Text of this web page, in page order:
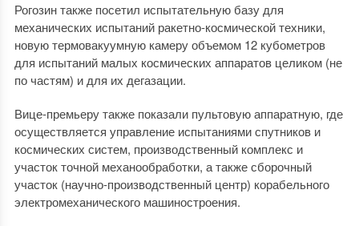
Рогозин также посетил испытательную базу для
механических испытаний ракетно-космической техники,
новую термовакуумную камеру объемом 12 кубометров
для испытаний малых космических аппаратов целиком (не
по частям) и для их дегазации.
Вице-премьеру также показали пультовую аппаратную, где
осуществляется управление испытаниями спутников и
космических систем, производственный комплекс и
участок точной механообработки, а также сборочный
участок (научно-производственный центр) корабельного
электромеханического машиностроения.